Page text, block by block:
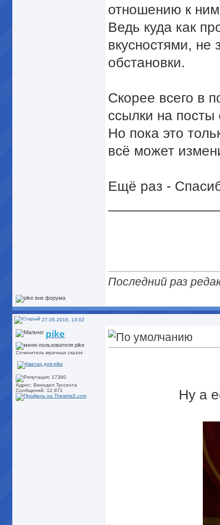
отношению к
Ведь куда как
вкусностями,
обстановки.
Скорее всего в
ссылки на посты
Но пока это
всё может
Ещё раз -
Последний раз
27.05.2016, 13:02
pike
Сочинитель мрачных сказок
Адрес: Винодел Туссента
Сообщений: 12,971
Ну а